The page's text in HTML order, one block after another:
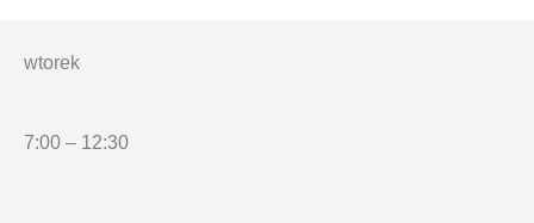
wtorek
7:00 – 12:30